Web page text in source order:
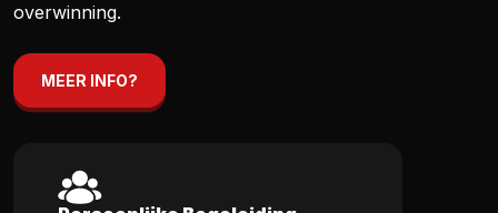
overwinning.
MEER INFO?